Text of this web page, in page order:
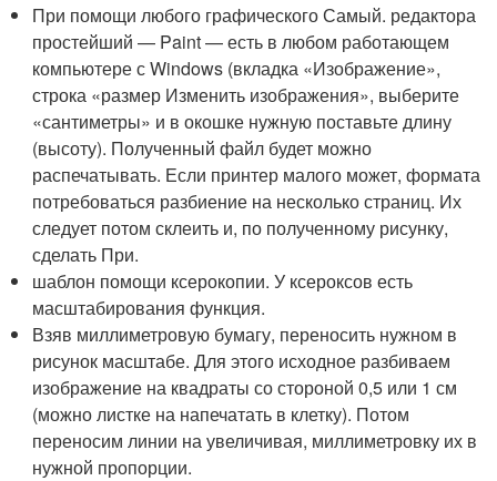
При помощи любого графического Самый. редактора
простейший — Paint — есть в любом работающем
компьютере с Windows (вкладка «Изображение»,
строка «размер Изменить изображения», выберите
«сантиметры» и в окошке нужную поставьте длину
(высоту). Полученный файл будет можно
распечатывать. Если принтер малого может, формата
потребоваться разбиение на несколько страниц. Их
следует потом склеить и, по полученному рисунку,
сделать При.
шаблон помощи ксерокопии. У ксероксов есть
масштабирования функция.
Взяв миллиметровую бумагу, переносить нужном в
рисунок масштабе. Для этого исходное разбиваем
изображение на квадраты со стороной 0,5 или 1 см
(можно листке на напечатать в клетку). Потом
переносим линии на увеличивая, миллиметровку их в
нужной пропорции.